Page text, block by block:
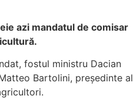
azi mandatul de comisar
fostul ministru Dacian
Bartolini, preşedinte al